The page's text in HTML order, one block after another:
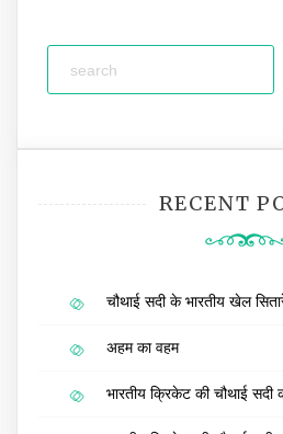
RECENT
चौथाई सदी के भारतीय खेल
अहम का वहम
भारतीय क्रिकेट की चौथाई